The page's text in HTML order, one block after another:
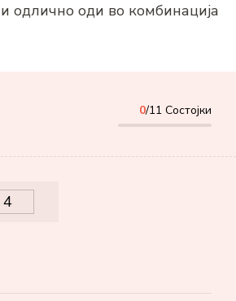
одлично оди во комбинација
0/11 Состојки